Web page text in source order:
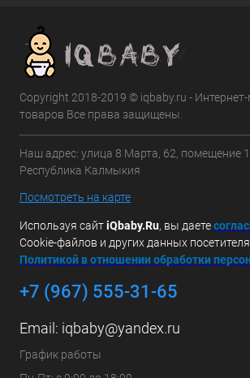
Copyright 2018-2019 © iqbaby.ru - Интернет-
товаров Все права защищены.
Наш адрес: улица 8 Марта, 62, помещение 1
Республика Калмыкия
Посмотреть на карте
Используя сайтiQbaby.Ru, вы даетес
Cookie-файлов и других данных
Политикой в отношении обработки
+7 (967) 555-31-65
Email: iqbaby@yandex.ru
График работы